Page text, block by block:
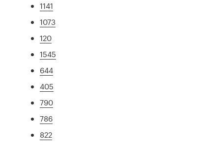
1141
1073
120
1545
644
405
790
786
822